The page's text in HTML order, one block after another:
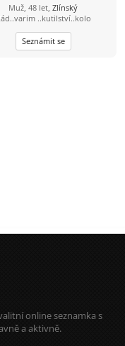
Muž, 48 let, Zlínský
..kutilství..kolo
Seznámit se
online seznamka s
a aktivně.